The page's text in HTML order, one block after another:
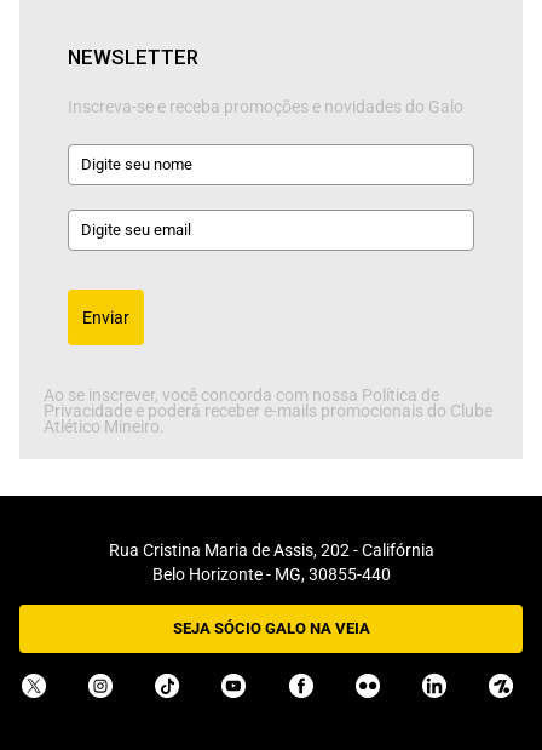
NEWSLETTER
Inscreva-se e receba promoções e novidades do Galo
Enviar
Ao se inscrever, você concorda com nossa Política de
Privacidade e poderá receber e-mails promocionais do Clube
Atlético Mineiro.
Rua Cristina Maria de Assis, 202 - Califórnia
Belo Horizonte - MG, 30855-440
SEJA SÓCIO GALO NA VEIA